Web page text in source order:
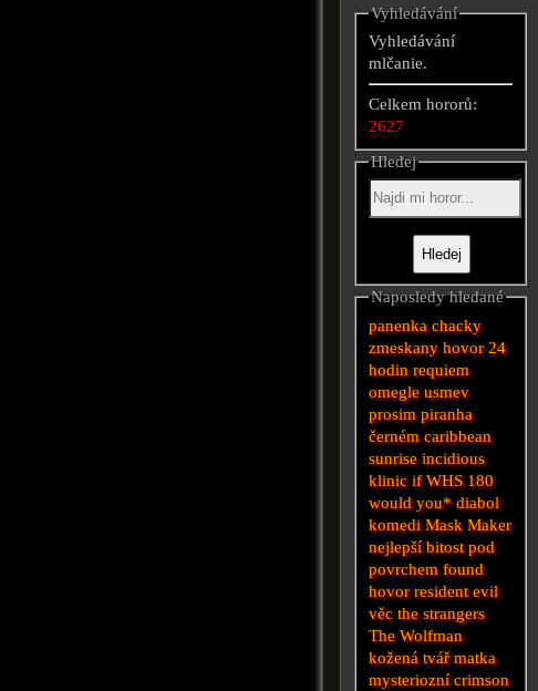
Vyhledávání
Vyhledávání
mlčanie.
Celkem hororů:
2627
Hledej
Naposledy hledané
panenka chacky
zmeskany hovor 24
hodin requiem
omegle usmev
prosim piranha
černém caribbean
sunrise incidious
klinic if WHS 180
would you* diabol
komedi Mask Maker
nejlepší bitost pod
povrchemfound
hovor resident evil
věc the strangers
The Wolfman
kožená tvář matka
mysteriozní crimson